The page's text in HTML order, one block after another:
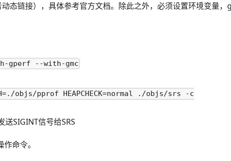
态链接），具体参考官方文档。除此之外，必须设置环境变量，
gperf --with-gmc
objs/pprof HEAPCHECK=normal ./objs/srs -c
送SIGINT信号给SRS
命令。